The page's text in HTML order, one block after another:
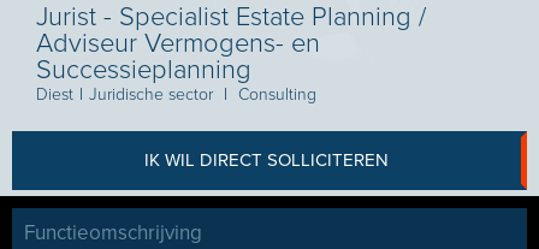
Jurist - Specialist Estate Planning /
Adviseur Vermogens- en
Successieplanning
Diest I Juridische sector I Consulting
IK WIL DIRECT SOLLICITEREN
Functieomschrijving